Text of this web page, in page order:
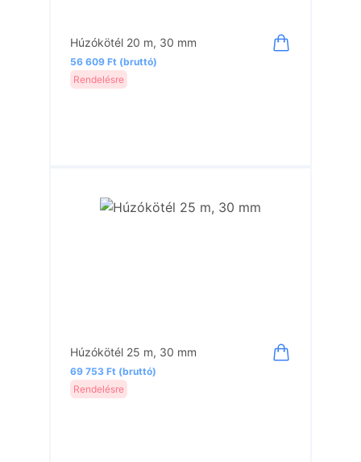
Húzókötél 20 m, 30 mm
56 609 Ft (bruttó)
Rendelésre
Húzókötél 25 m, 30 mm
69 753 Ft (bruttó)
Rendelésre